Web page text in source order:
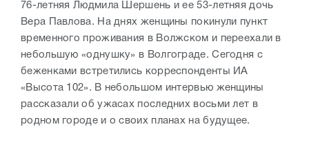
76-летняя Людмила Шершень и ее 53-летняя дочь
Вера Павлова. На днях женщины покинули пункт
временного проживания в Волжском и переехали в
небольшую «однушку» в Волгограде. Сегодня с
беженками встретились корреспонденты ИА
«Высота 102». В небольшом интервью женщины
рассказали об ужасах последних восьми лет в
родном городе и о своих планах на будущее.